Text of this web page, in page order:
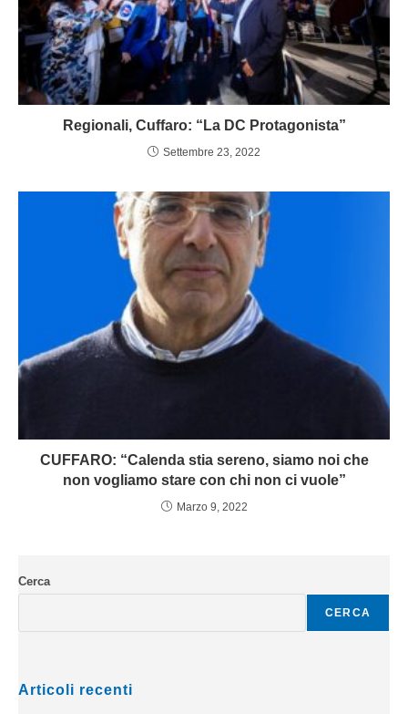
Regionali, Cuffaro: “La DC Protagonista”
Settembre 23, 2022
CUFFARO: “Calenda stia sereno, siamo noi che
non vogliamo stare con chi non ci vuole”
Marzo 9, 2022
Cerca
CERCA
Articoli recenti